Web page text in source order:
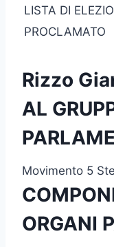
LISTA DI
PROCLAMATO
Rizzo
AL
Movimento 5
ORGANI